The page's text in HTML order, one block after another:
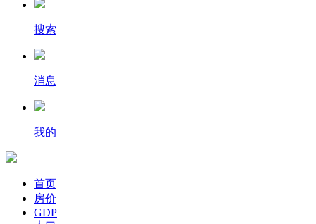
搜索
消息
我的
首页
房价
GDP